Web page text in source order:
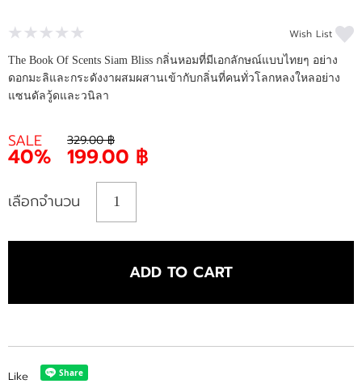
Wish List
The Book Of Scents Siam Bliss กลิ่นหอมที่มีเอกลักษณ์แบบไทยๆ อย่าง
ดอกมะลิและกระดังงาผสมผสานเข้ากับกลิ่นที่คนทั่วโลกหลงใหลอย่าง
แซนดัลวู้ดและวนิลา
SALE
40%
329.00 ฿
199.00 ฿
เลือกจำนวน
ADD TO CART
Like